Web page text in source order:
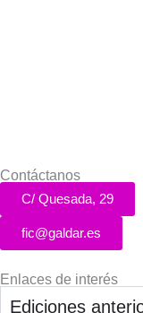
Contáctanos
C/ Quesada, 29
fic@galdar.es
Enlaces de interés
Ediciones